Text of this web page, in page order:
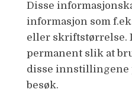
Disse
informasjon som
eller skriftstørrelse.
permanent slik at
disse innstillingene
besøk.